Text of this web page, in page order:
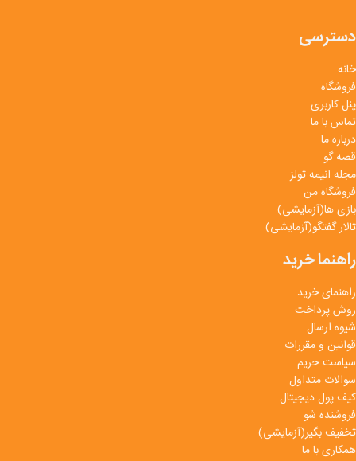
دسترسی
خانه
فروشگاه
پنل کاربری
تماس با ما
درباره ما
قصه گو
مجله انیمه تولز
فروشگاه من
بازی ها(آزمایشی)
تالار گفتگو(آزمایشی)
راهنما خرید
راهنمای خرید
روش پرداخت
شیوه ارسال
قوانین و مقررات
سیاست حریم
سوالات متداول
کیف پول دیجیتال
فروشنده شو
تخفیف بگیر(آزمایشی)
همکاری با ما